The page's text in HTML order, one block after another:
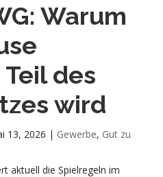
Warum
des
wird
13, 2026 | Gewerbe, Gut zu
aktuell die Spielregeln im